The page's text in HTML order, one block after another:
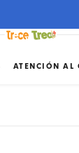
ATENCIÓN AL